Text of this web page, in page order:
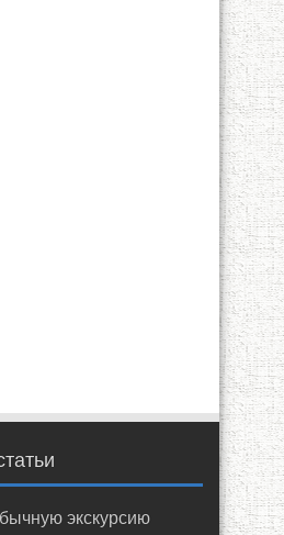
экскурсию